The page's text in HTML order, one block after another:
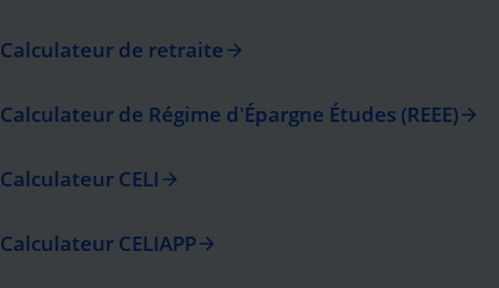
Calculateur de retraite arrow_forward
Calculateur de Régime d'Épargne Études (REEE)arrow_forward
Calculateur CELI arrow_forward
Calculateur CELIAPParrow_forward